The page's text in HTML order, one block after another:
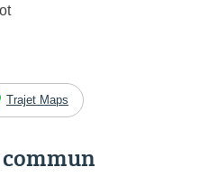
Trajet Maps